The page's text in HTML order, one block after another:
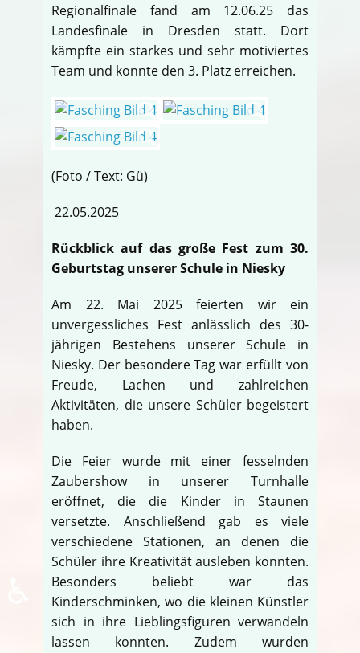
Regionalfinale fand am 12.06.25 das
Landesfinale in Dresden statt. Dort
kämpfte ein starkes und sehr motiviertes
Team und konnte den 3. Platz erreichen.
(Foto / Text: Gü)
22.05.2025
Rückblick auf das große Fest zum 30.
Geburtstag unserer Schule in Niesky
Am 22. Mai 2025 feierten wir ein
unvergessliches Fest anlässlich des 30-
jährigen Bestehens unserer Schule in
Niesky. Der besondere Tag war erfüllt von
Freude, Lachen und zahlreichen
Aktivitäten, die unsere Schüler begeistert
haben.
Die Feier wurde mit einer fesselnden
Zaubershow in unserer Turnhalle
eröffnet, die die Kinder in Staunen
versetzte. Anschließend gab es viele
verschiedene Stationen, an denen die
Schüler ihre Kreativität ausleben konnten.
Besonders beliebt war das
Kinderschminken, wo die kleinen Künstler
sich in ihre Lieblingsfiguren verwandeln
lassen konnten. Zudem wurden